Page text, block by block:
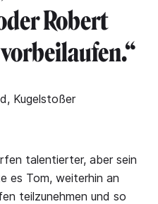
Robert
Kugelstoßer
talentierter, aber sein
es Tom, weiterhin an
teilzunehmen und so